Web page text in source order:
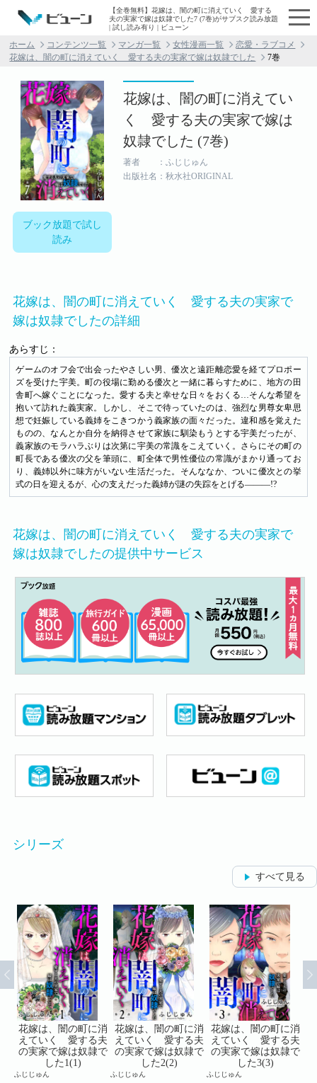
【全巻無料】花嫁は、闇の町に消えていく 愛する
夫の実家で嫁は奴隷でした7 (7巻)がサブスク読み放題
| 試し読み有り | ビューン
ホーム コンテンツ一覧 マンガ一覧 女性漫画一覧
恋愛・ラブコメ
花嫁は、闇の町に消えていく 愛する夫の実家で嫁は奴隷でした
7巻
ブック放題で試し
読み
花嫁は、闇の町に消えてい
く 愛する夫の実家で嫁は
奴隷でした (7巻)
著者 ：ふじじゅん
出版社名：秋水社ORIGINAL
花嫁は、闇の町に消えていく 愛する夫の実家で
嫁は奴隷でしたの詳細
あらすじ：
ゲームのオフ会で出会ったやさしい男、優次と遠距離恋愛を経てプロポー
ズを受けた宇美。町の役場に勤める優次と一緒に暮らすために、地方の田
舎町へ嫁ぐことになった。愛する夫と幸せな日々をおくる…そんな希望を
抱いて訪れた義実家。しかし、そこで待っていたのは、強烈な男尊女卑思
想で妊娠している義姉をこきつかう義家族の面々だった。違和感を覚えた
ものの、なんとか自分を納得させて家族に馴染もうとする宇美だったが、
義家族のモラハラぶりは次第に宇美の常識をこえていく。さらにその町の
町長である優次の父を筆頭に、町全体で男性優位の常識がまかり通ってお
り、義姉以外に味方がいない生活だった。そんななか、ついに優次との挙
式の日を迎えるが、心の支えだった義姉が謎の失踪をとげる―――!?
花嫁は、闇の町に消えていく 愛する夫の実家で
嫁は奴隷でしたの提供中サービス
シリーズ
すべて見る
花嫁は、闇の町に消
えていく 愛する夫
の実家で嫁は奴隷で
した1(1)
ふじじゅん
花嫁は、闇の町に消
えていく 愛する夫
の実家で嫁は奴隷で
した2(2)
ふじじゅん
花嫁は、闇の町に消
えていく 愛する夫
の実家で嫁は奴隷で
した3(3)
ふじじゅん